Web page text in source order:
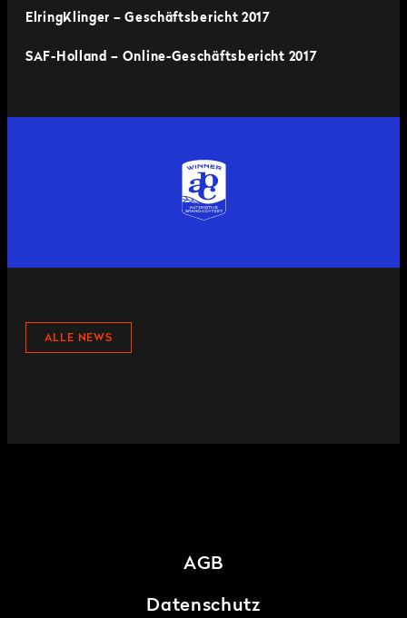
ElringKlinger – Geschäftsbericht 2017
SAF-Holland – Online-Geschäftsbericht 2017
ALLE NEWS
AGB
Datenschutz